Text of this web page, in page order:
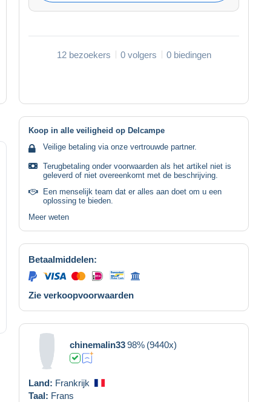
12 bezoekers 0 volgers 0 biedingen
Koop in alle veiligheid op Delcampe
Veilige betaling via onze vertrouwde partner.
Terugbetaling onder voorwaarden als het artikel niet is
geleverd of niet overeenkomt met de beschrijving.
Een menselijk team dat er alles aan doet om u een
oplossing te bieden.
Meer weten
Betaalmiddelen:
Zie verkoopvoorwaarden
chinemalin3398% (9440x)
Land: Frankrijk
Taal: Frans